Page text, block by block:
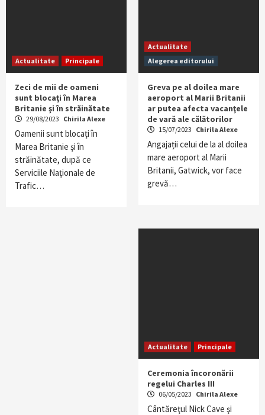
Actualitate Principale
Zeci de mii de oameni
sunt blocaţi în Marea
Britanie şi în străinătate
29/08/2023 Chirila Alexe
Oamenii sunt blocaţi în
Marea Britanie şi în
străinătate, după ce
Serviciile Naţionale de
Trafic…
Actualitate
Alegerea editorului
Greva pe al doilea mare
aeroport al Marii Britanii
ar putea afecta vacanţele
de vară ale călătorilor
15/07/2023 Chirila Alexe
Angajații celui de la al doilea
mare aeroport al Marii
Britanii, Gatwick, vor face
grevă…
Actualitate Principale
Ceremonia încoronării
regelui Charles III
06/05/2023 Chirila Alexe
Cântăreţul Nick Cave şi